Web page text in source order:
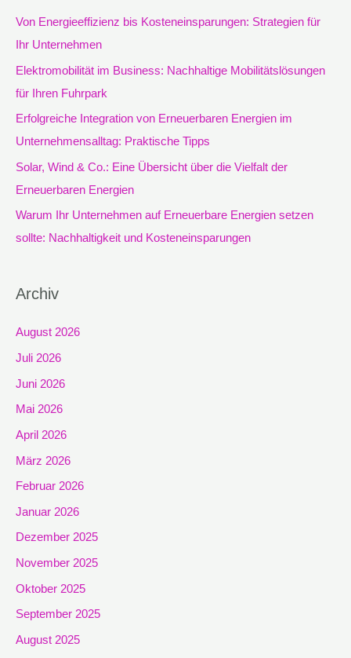
e
n
Von Energieeffizienz bis Kosteneinsparungen: Strategien für
Ihr Unternehmen
Elektromobilität im Business: Nachhaltige Mobilitätslösungen
für Ihren Fuhrpark
Erfolgreiche Integration von Erneuerbaren Energien im
Unternehmensalltag: Praktische Tipps
Solar, Wind & Co.: Eine Übersicht über die Vielfalt der
Erneuerbaren Energien
Warum Ihr Unternehmen auf Erneuerbare Energien setzen
sollte: Nachhaltigkeit und Kosteneinsparungen
Archiv
August 2026
Juli 2026
Juni 2026
Mai 2026
April 2026
März 2026
Februar 2026
Januar 2026
Dezember 2025
November 2025
Oktober 2025
September 2025
August 2025